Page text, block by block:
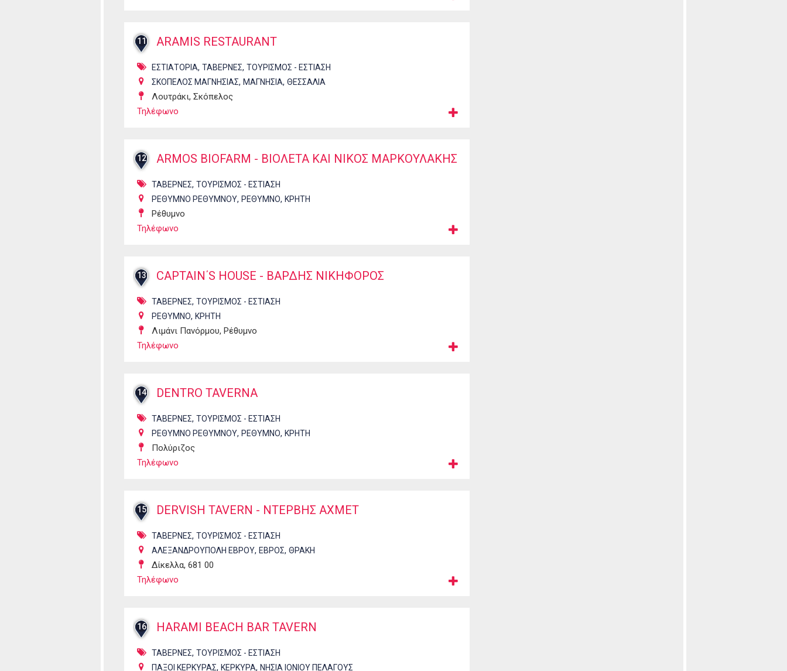
11 ARAMIS RESTAURANT
ΕΣΤΙΑΤΟΡΙΑ, ΤΑΒΕΡΝΕΣ, ΤΟΥΡΙΣΜΟΣ - ΕΣΤΙΑΣΗ
ΣΚΟΠΕΛΟΣ ΜΑΓΝΗΣΙΑΣ, ΜΑΓΝΗΣΙΑ, ΘΕΣΣΑΛΙΑ
Λουτράκι, Σκόπελος
Τηλέφωνο
12 ARMOS BIOFARM - ΒΙΟΛΕΤΑ ΚΑΙ ΝΙΚΟΣ ΜΑΡΚΟΥΛΑΚΗΣ
ΤΑΒΕΡΝΕΣ, ΤΟΥΡΙΣΜΟΣ - ΕΣΤΙΑΣΗ
ΡΕΘΥΜΝΟ ΡΕΘΥΜΝΟΥ, ΡΕΘΥΜΝΟ, ΚΡΗΤΗ
Ρέθυμνο
Τηλέφωνο
13 CAPTAIN΄S HOUSE - ΒΑΡΔΗΣ ΝΙΚΗΦΟΡΟΣ
ΤΑΒΕΡΝΕΣ, ΤΟΥΡΙΣΜΟΣ - ΕΣΤΙΑΣΗ
ΡΕΘΥΜΝΟ, ΚΡΗΤΗ
Λιμάνι Πανόρμου, Ρέθυμνο
Τηλέφωνο
14 DENTRO TAVERNA
ΤΑΒΕΡΝΕΣ, ΤΟΥΡΙΣΜΟΣ - ΕΣΤΙΑΣΗ
ΡΕΘΥΜΝΟ ΡΕΘΥΜΝΟΥ, ΡΕΘΥΜΝΟ, ΚΡΗΤΗ
Πολύριζος
Τηλέφωνο
15 DERVISH TAVERN - ΝΤΕΡΒΗΣ ΑΧΜΕΤ
ΤΑΒΕΡΝΕΣ, ΤΟΥΡΙΣΜΟΣ - ΕΣΤΙΑΣΗ
ΑΛΕΞΑΝΔΡΟΥΠΟΛΗ ΕΒΡΟΥ, ΕΒΡΟΣ, ΘΡΑΚΗ
Δίκελλα, 681 00
Τηλέφωνο
16 HARAMI BEACH BAR TAVERN
ΤΑΒΕΡΝΕΣ, ΤΟΥΡΙΣΜΟΣ - ΕΣΤΙΑΣΗ
ΠΑΞΟΙ ΚΕΡΚΥΡΑΣ, ΚΕΡΚΥΡΑ, ΝΗΣΙΑ ΙΟΝΙΟΥ ΠΕΛΑΓΟΥΣ